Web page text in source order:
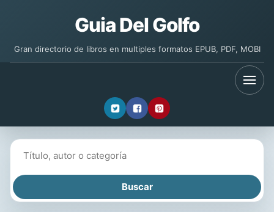
Guia Del Golfo
Gran directorio de libros en multiples formatos EPUB, PDF, MOBI